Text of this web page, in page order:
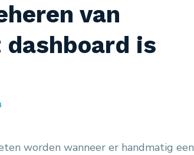
van
is
worden wanneer er handmatig een